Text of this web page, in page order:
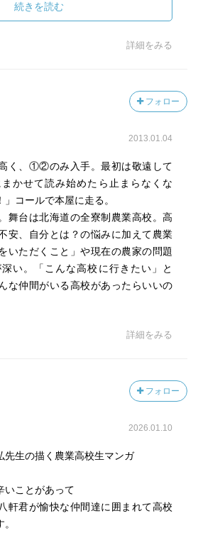
にしろ、
たくさんいると思います。
がないといいます。
んだなと思います。
入れるということです。
れる覚悟があれば
てて叶姉妹を思い出した、どこにい
続きを読む
詳細をみる
フォロー
2013.01.04
く、①②のみ入手。最初は敬遠して
かせて読み始めたら止まらなくな
コールで本屋に走る。
舞台は北海道の全寮制農業高校。高
安、自分とは？の悩みに加えて農業
いただくこと」や現在の農家の問題
い。「こんな高校に行きたい」と
な仲間がいる高校があったらいいの
詳細をみる
フォロー
2026.01.10
先生の描く農業高校生マンガ
いことがあって
軒君が愉快な仲間達に囲まれて高校